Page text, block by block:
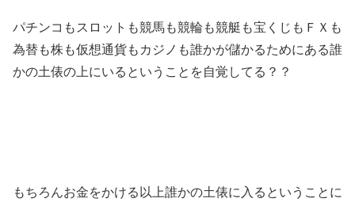
パチンコもスロットも競馬も競輪も競艇も宝くじもＦＸも
為替も株も仮想通貨もカジノも誰かが儲かるためにある誰
かの土俵の上にいるということを自覚してる？？
もちろんお金をかける以上誰かの土俵に入るということに